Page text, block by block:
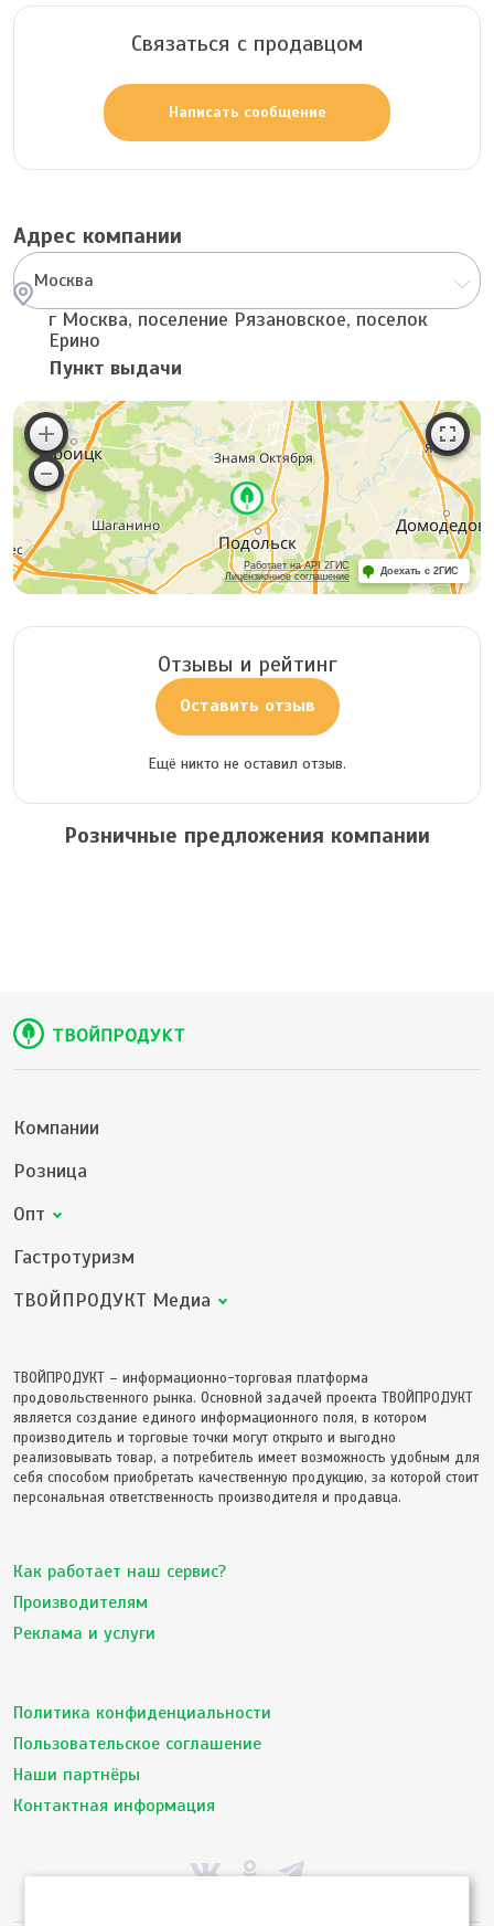
Связаться с продавцом
Написать сообщение
Адрес компании
Москва
г Москва, поселение Рязановское, поселок
Ерино
Пункт выдачи
Работает на API 2ГИС
Лицензионное соглашение
Доехать с 2ГИС
Отзывы и рейтинг
Оставить отзыв
Ещё никто не оставил отзыв.
Розничные предложения компании
Компании
Розница
Опт
Гастротуризм
ТВОЙПРОДУКТ Медиа
ТВОЙПРОДУКТ – информационно-торговая платформа
продовольственного рынка. Основной задачей проекта ТВОЙПРОДУКТ
является создание единого информационного поля, в котором
производитель и торговые точки могут открыто и выгодно
реализовывать товар, а потребитель имеет возможность удобным для
себя способом приобретать качественную продукцию, за которой стоит
персональная ответственность производителя и продавца.
Как работает наш сервис?
Производителям
Реклама и услуги
Политика конфиденциальности
Пользовательское соглашение
Наши партнёры
Контактная информация